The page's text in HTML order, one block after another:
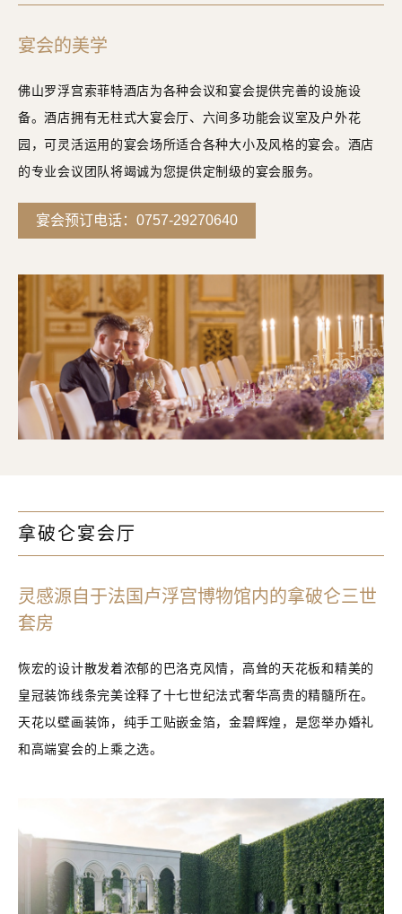
宴会的美学
佛山罗浮宫索菲特酒店为各种会议和宴会提供完善的设施设
备。酒店拥有无柱式大宴会厅、六间多功能会议室及户外花
园，可灵活运用的宴会场所适合各种大小及风格的宴会。酒店
的专业会议团队将竭诚为您提供定制级的宴会服务。
宴会预订电话：0757-29270640
拿破仑宴会厅
灵感源自于法国卢浮宫博物馆内的拿破仑三世
套房
恢宏的设计散发着浓郁的巴洛克风情，高耸的天花板和精美的
皇冠装饰线条完美诠释了十七世纪法式奢华高贵的精髓所在。
天花以壁画装饰，纯手工贴嵌金箔，金碧辉煌，是您举办婚礼
和高端宴会的上乘之选。